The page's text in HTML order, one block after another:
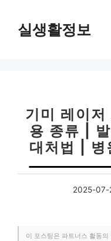
실생활정보
기미 레이
용 종류 |
대처법 | 병
2025-07-
이 포스팅은 파트너스 활동